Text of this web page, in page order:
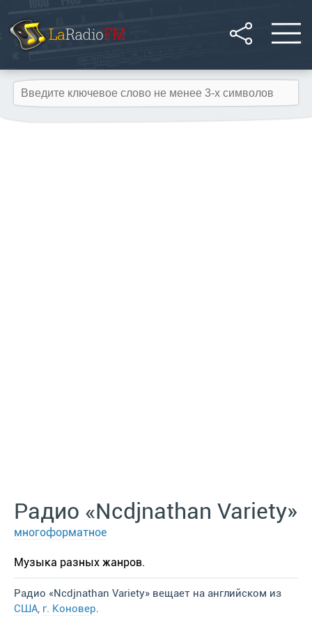
Радио «Ncdjnathan Variety»
многоформатное
Музыка разных жанров.
Радио «Ncdjnathan Variety» вещает на английском из
США, г. Коновер.